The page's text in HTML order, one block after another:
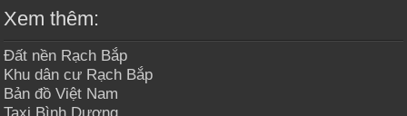
Xem thêm:
Đất nền Rạch Bắp
Khu dân cư Rạch Bắp
Bản đồ Việt Nam
Taxi Bình Dương